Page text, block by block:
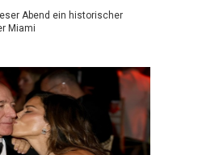
Abend ein historischer
Miami